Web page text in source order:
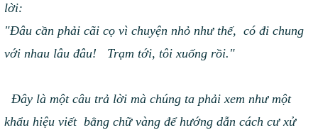
lời:
"Đâu cần phải cãi cọ vì chuyện nhỏ như thế, có đi chung
với nhau lâu đâu! Trạm tới, tôi xuống rồi."
Đây là một câu trả lời mà chúng ta phải xem như một
khẩu hiệu viết bằng chữ vàng để hướng dẫn cách cư xử